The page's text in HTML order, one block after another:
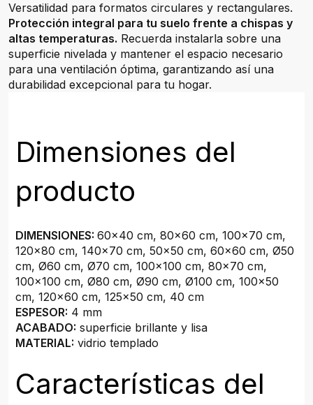
Versatilidad para formatos circulares y rectangulares.
Protección integral para tu suelo frente a chispas y
altas temperaturas. Recuerda instalarla sobre una
superficie nivelada y mantener el espacio necesario
para una ventilación óptima, garantizando así una
durabilidad excepcional para tu hogar.
Dimensiones del
producto
DIMENSIONES: 60x40 cm, 80x60 cm, 100x70 cm,
120x80 cm, 140x70 cm, 50x50 cm, 60x60 cm, Ø50
cm, Ø60 cm, Ø70 cm, 100x100 cm, 80x70 cm,
100x100 cm, Ø80 cm, Ø90 cm, Ø100 cm, 100x50
cm, 120x60 cm, 125x50 cm, 40 cm
ESPESOR: 4 mm
ACABADO: superficie brillante y lisa
MATERIAL: vidrio templado
Características del